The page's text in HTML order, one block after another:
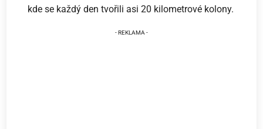
kde se každý den tvořili asi 20 kilometrové kolony.